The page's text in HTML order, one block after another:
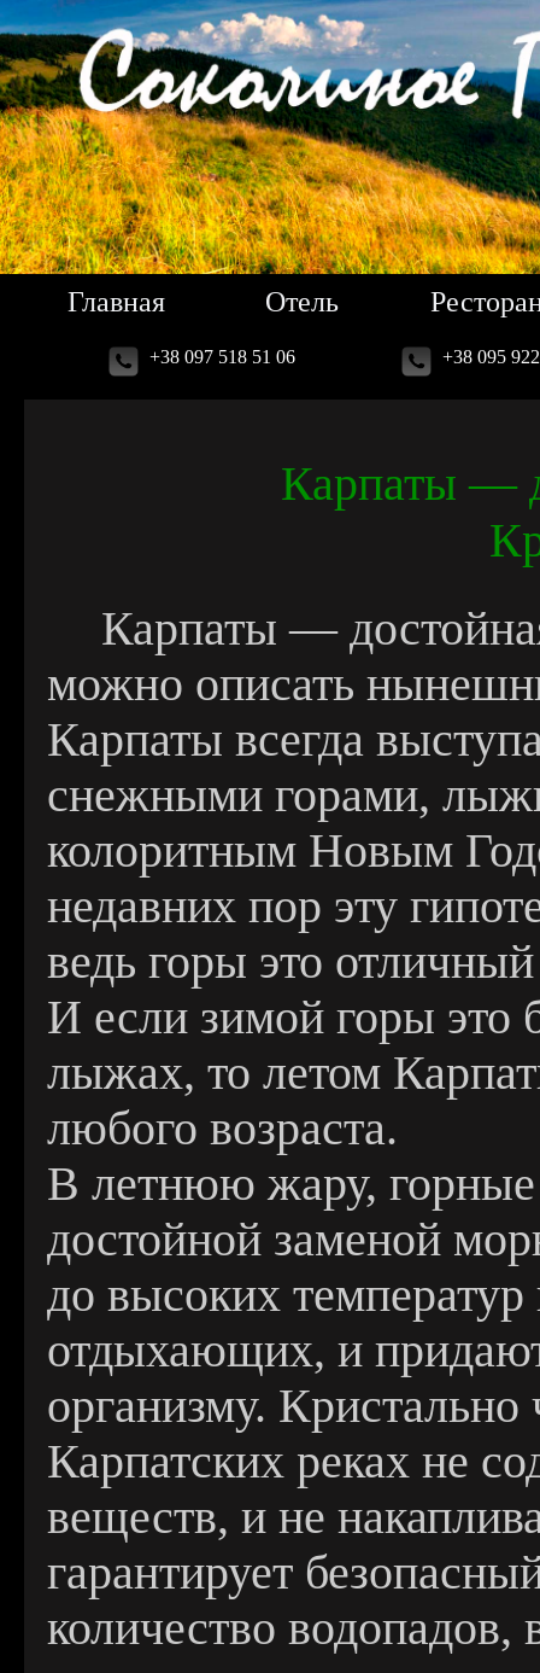
Главная Отель
+38 097 518 51 06 +38 095
Карпаты —
Карпаты —
можно описать
Карпаты всегда
снежными горами,
колоритным Новым
недавних пор эту
ведь горы это
И если зимой горы это
лыжах, то летом
любого возраста.
В летнюю жару, горные
достойной заменой
до высоких
отдыхающих, и
организму. Кристально
Карпатских реках не
веществ, и не
гарантирует
количество водопадов,